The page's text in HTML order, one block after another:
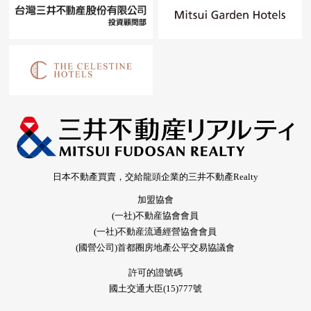
日本不動產買賣，交給龍頭企業的三井不動產Realty
加盟協會
(一社)不動産協會會員
(一社)不動産流通經營協會會員
(國營公司)首都圈房地產公平交易協議會
許可的證號碼
國土交通大臣(15)777號